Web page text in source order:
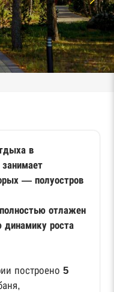
в
— полуостров
отлажен
динамику роста
построено 5